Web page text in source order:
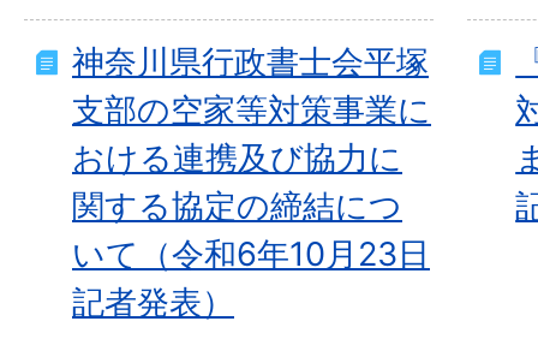
神奈川県行政書士会平塚
支部の空家等対策事業に
おける連携及び協力に
関する協定の締結につ
いて（令和6年10月23日
記者発表）